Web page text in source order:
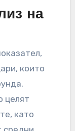
на
които
целят
като